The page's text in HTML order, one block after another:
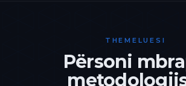
THEMELUESI
Përsoni